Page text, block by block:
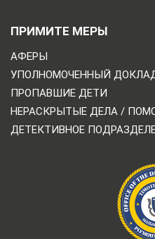
ПРИМИТЕ МЕРЫ
АФЕРЫ
УПОЛНОМОЧЕННЫЙ
ПРОПАВШИЕ ДЕТИ
НЕРАСКРЫТЫЕ ДЕЛА /
ДЕТЕКТИВНОЕ